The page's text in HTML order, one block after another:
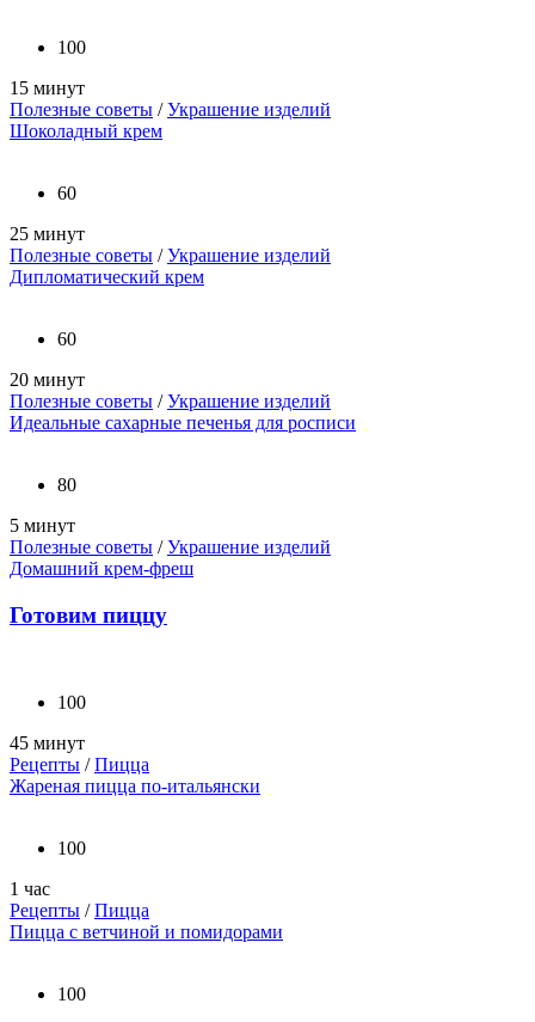
100
15 минут
Полезные советы /Украшение изделий
Шоколадный крем
60
25 минут
Полезные советы /Украшение изделий
Дипломатический крем
60
20 минут
Полезные советы /Украшение изделий
Идеальные сахарные печенья для росписи
80
5 минут
Полезные советы /Украшение изделий
Домашний крем-фреш
Готовим пиццу
100
45 минут
Рецепты /Пицца
Жареная пицца по-итальянски
100
1 час
Рецепты /Пицца
Пицца с ветчиной и помидорами
100